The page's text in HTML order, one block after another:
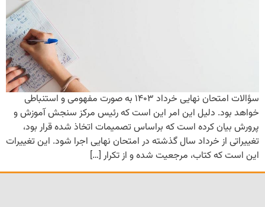
سؤالات امتحان نهایی خرداد ۱۴۰۳ به صورت مفهومی و استنباطی
خواهد بود. دلیل این امر این است که رئیس مرکز سنجش آموزش و
پرورش بیان کرده است که براساس تصمیمات اتخاذ شده قرار بود،
تغییراتی از خرداد سال گذشته در امتحان نهایی اجرا شود. این تغییرات
این است که کتاب، مرجعیت شده و از تکرار […]